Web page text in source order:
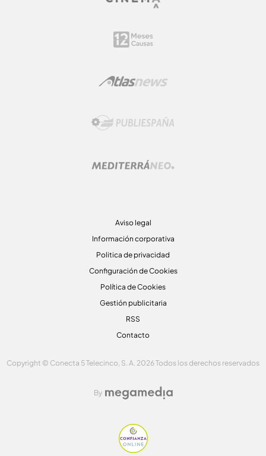
Aviso legal
Información corporativa
Politica de privacidad
Configuración de Cookies
Política de Cookies
Gestión publicitaria
RSS
Contacto
Copyright © Conecta 5 Telecinco, S. A. 2026 Todos los derechos reservados
By